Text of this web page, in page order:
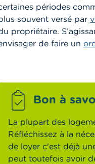
périodes
souvent versé par
propriétaire.
de faire un
Bon à
La plupart des
Réfléchissez à la
de loyer c'est déjà
peut toutefois avoir